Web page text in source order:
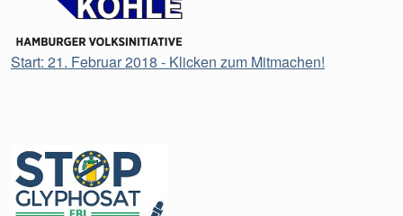
Start: 21. Februar 2018 - Klicken zum Mitmachen!